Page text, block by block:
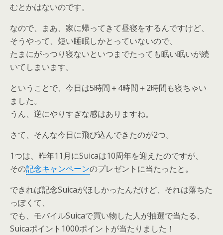
むとかはないのです。
なので、まあ、家に帰ってきて昼寝をするんですけど、
そうやって、短い睡眠しかとっていないので、
たまにがっつり寝ないといつまでたっても眠い眠いが続
いてしまいます。
ということで、今日は5時間＋4時間＋2時間も寝ちゃい
ました。
うん、逆にやりすぎな感はありますね。
さて、そんな今日に飛び込んできたのが2つ。
1つは、昨年11月にSuicaは10周年を迎えたのですが、
その記念キャンペーンのプレゼントに当たったと。
できれば記念Suicaがほしかったんだけど、それは落ちた
っぽくて、
でも、モバイルSuicaで買い物した人が抽選で当たる、
Suicaポイント1000ポイントが当たりました！